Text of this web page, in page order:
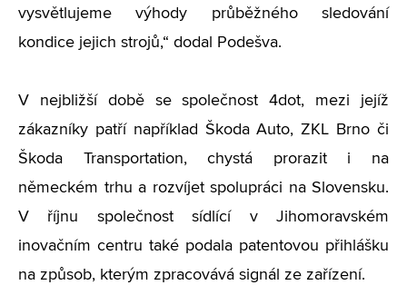
vysvětlujeme výhody průběžného sledování
kondice jejich strojů,“ dodal Podešva.
V nejbližší době se společnost 4dot, mezi jejíž
zákazníky patří například Škoda Auto, ZKL Brno či
Škoda Transportation, chystá prorazit i na
německém trhu a rozvíjet spolupráci na Slovensku.
V říjnu společnost sídlící v Jihomoravském
inovačním centru také podala patentovou přihlášku
na způsob, kterým zpracovává signál ze zařízení.